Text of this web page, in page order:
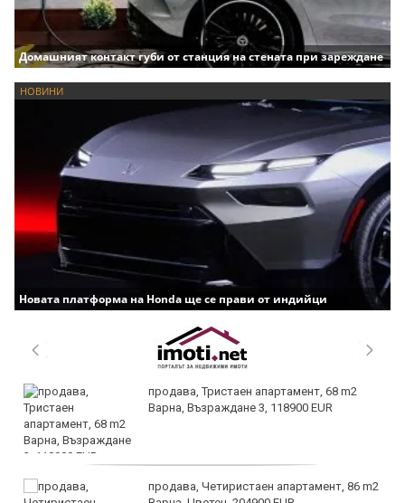
Домашният контакт губи от станция на стената при зареждане
НОВИНИ
Новата платформа на Honda ще се прави от индийци
продава, Тристаен апартамент, 68 m2
Варна, Възраждане 3, 118900 EUR
продава, Четиристаен апартамент, 86 m2